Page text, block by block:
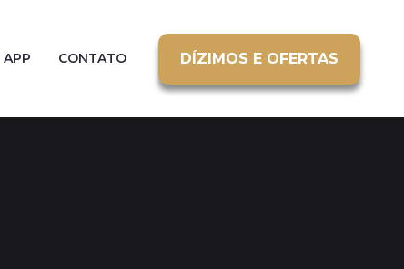
APP CONTATO DÍZIMOS E OFERTAS